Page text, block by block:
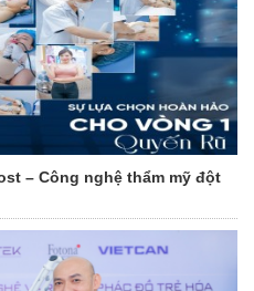
– Công nghệ thẩm mỹ đột